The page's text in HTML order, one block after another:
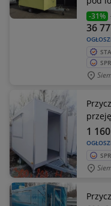
-31%
36
1 160